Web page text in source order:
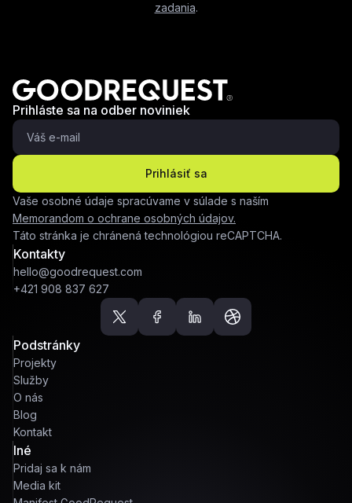
zadania.
Prihláste sa na odber noviniek
Prihlásiť sa
Vaše osobné údaje spracúvame v súlade s naším
Memorandom o ochrane osobných údajov.
Táto stránka je chránená technológiou reCAPTCHA.
Kontakty
hello@goodrequest.com
+421 908 837 627
Podstránky
Projekty
Služby
O nás
Blog
Kontakt
Iné
Pridaj sa k nám
Media kit